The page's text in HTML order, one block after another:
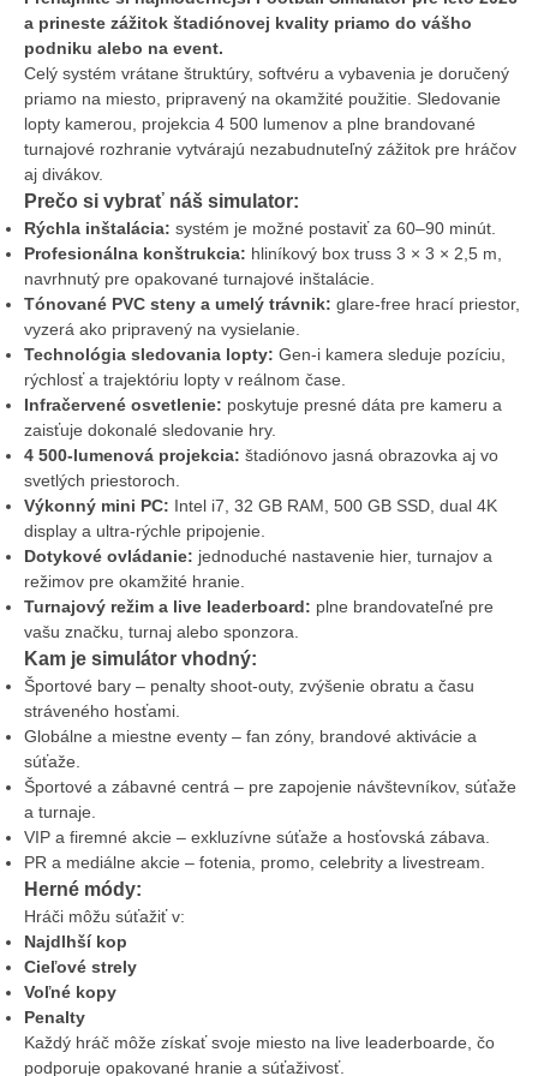
a prineste zážitok štadiónovej kvality priamo do vášho
podniku alebo na event.
Celý systém vrátane štruktúry, softvéru a vybavenia je doručený
priamo na miesto, pripravený na okamžité použitie. Sledovanie
lopty kamerou, projekcia 4 500 lumenov a plne brandované
turnajové rozhranie vytvárajú nezabudnuteľný zážitok pre hráčov
aj divákov.
Prečo si vybrať náš simulator:
Rýchla inštalácia: systém je možné postaviť za 60–90 minút.
Profesionálna konštrukcia: hliníkový box truss 3 × 3 × 2,5 m,
navrhnutý pre opakované turnajové inštalácie.
Tónované PVC steny a umelý trávnik: glare-free hrací priestor,
vyzerá ako pripravený na vysielanie.
Technológia sledovania lopty: Gen-i kamera sleduje pozíciu,
rýchlosť a trajektóriu lopty v reálnom čase.
Infračervené osvetlenie: poskytuje presné dáta pre kameru a
zaisťuje dokonalé sledovanie hry.
4 500-lumenová projekcia: štadiónovo jasná obrazovka aj vo
svetlých priestoroch.
Výkonný mini PC: Intel i7, 32 GB RAM, 500 GB SSD, dual 4K
display a ultra-rýchle pripojenie.
Dotykové ovládanie: jednoduché nastavenie hier, turnajov a
režimov pre okamžité hranie.
Turnajový režim a live leaderboard: plne brandovateľné pre
vašu značku, turnaj alebo sponzora.
Kam je simulátor vhodný:
Športové bary – penalty shoot-outy, zvýšenie obratu a času
stráveného hosťami.
Globálne a miestne eventy – fan zóny, brandové aktivácie a
súťaže.
Športové a zábavné centrá – pre zapojenie návštevníkov, súťaže
a turnaje.
VIP a firemné akcie – exkluzívne súťaže a hosťovská zábava.
PR a mediálne akcie – fotenia, promo, celebrity a livestream.
Herné módy:
Hráči môžu súťažiť v:
Najdlhší kop
Cieľové strely
Voľné kopy
Penalty
Každý hráč môže získať svoje miesto na live leaderboarde, čo
podporuje opakované hranie a súťaživosť.